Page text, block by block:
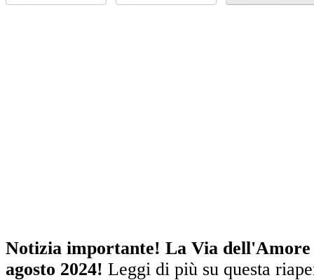
Notizia importante! La Via
agosto 2024! Leggi di più su questa